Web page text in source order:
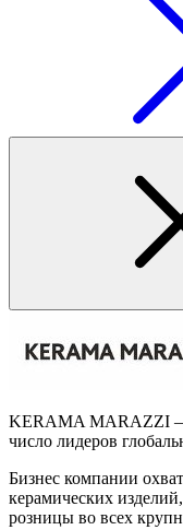
KERAMA MARAZZI
число лидеров
Бизнес компании
керамических
розницы во всех